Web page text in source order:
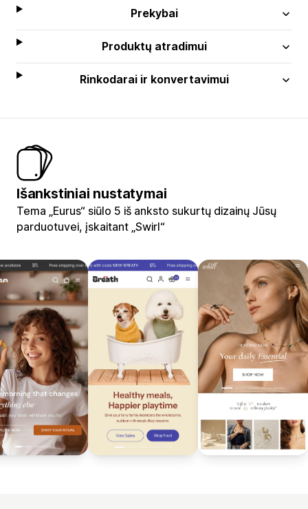
Prekybai
Produktų atradimui
Rinkodarai ir konvertavimui
Išankstiniai nustatymai
Tema „Eurus“ siūlo 5 iš anksto sukurtų dizainų Jūsų
parduotuvei, įskaitant „Swirl“